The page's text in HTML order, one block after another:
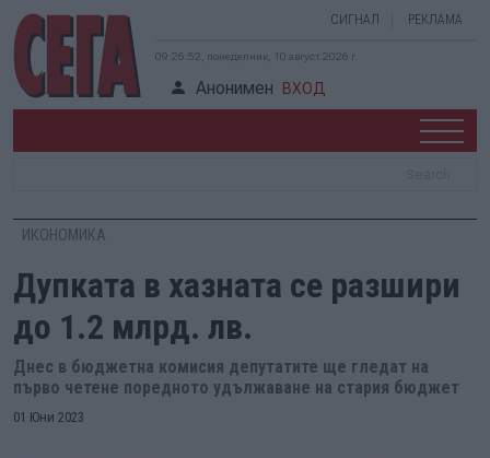
СИГНАЛ РЕКЛАМА
09:26:53, понеделник, 10 август 2026 г.
Анонимен ВХОД
ИКОНОМИКА
Дупката в хазната се разшири
до 1.2 млрд. лв.
Днес в бюджетна комисия депутатите ще гледат на
първо четене поредното удължаване на стария бюджет
01 Юни 2023